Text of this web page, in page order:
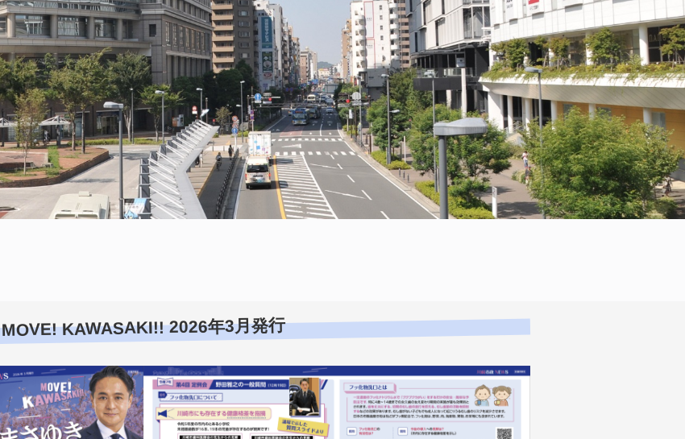
MOVE! KAWASAKI!! 2026年3月発行